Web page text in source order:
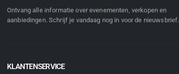
Ontvang alle informatie over evenementen, verkopen en
aanbiedingen. Schrijf je vandaag nog in voor de nieuwsbrief.
KLANTENSERVICE